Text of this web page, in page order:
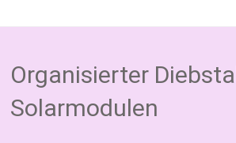
Inhalt
Wissenswertes
Thema
Organisierter
Solarmodulen